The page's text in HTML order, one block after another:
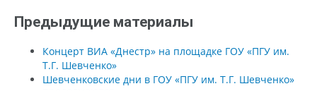
Предыдущие материалы
Концерт ВИА «Днестр» на площадке ГОУ «ПГУ им.
Т.Г. Шевченко»
Шевченковские дни в ГОУ «ПГУ им. Т.Г. Шевченко»